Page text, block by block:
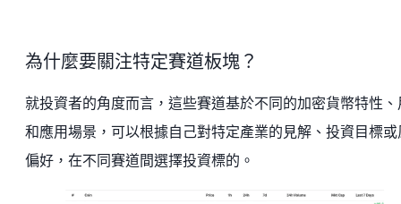
為什麼要關注特定賽道板塊？
就投資者的角度而言，這些賽道基於不同的加密貨幣特性、
和應用場景，可以根據自己對特定產業的見解、投資目標或
偏好，在不同賽道間選擇投資標的。